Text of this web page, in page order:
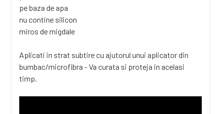
pe baza de apa
nu contine silicon
miros de migdale
Aplicati in strat subtire cu ajutorul unui aplicator din
bumbac/microfibra - Va curata si proteja in acelasi
timp.